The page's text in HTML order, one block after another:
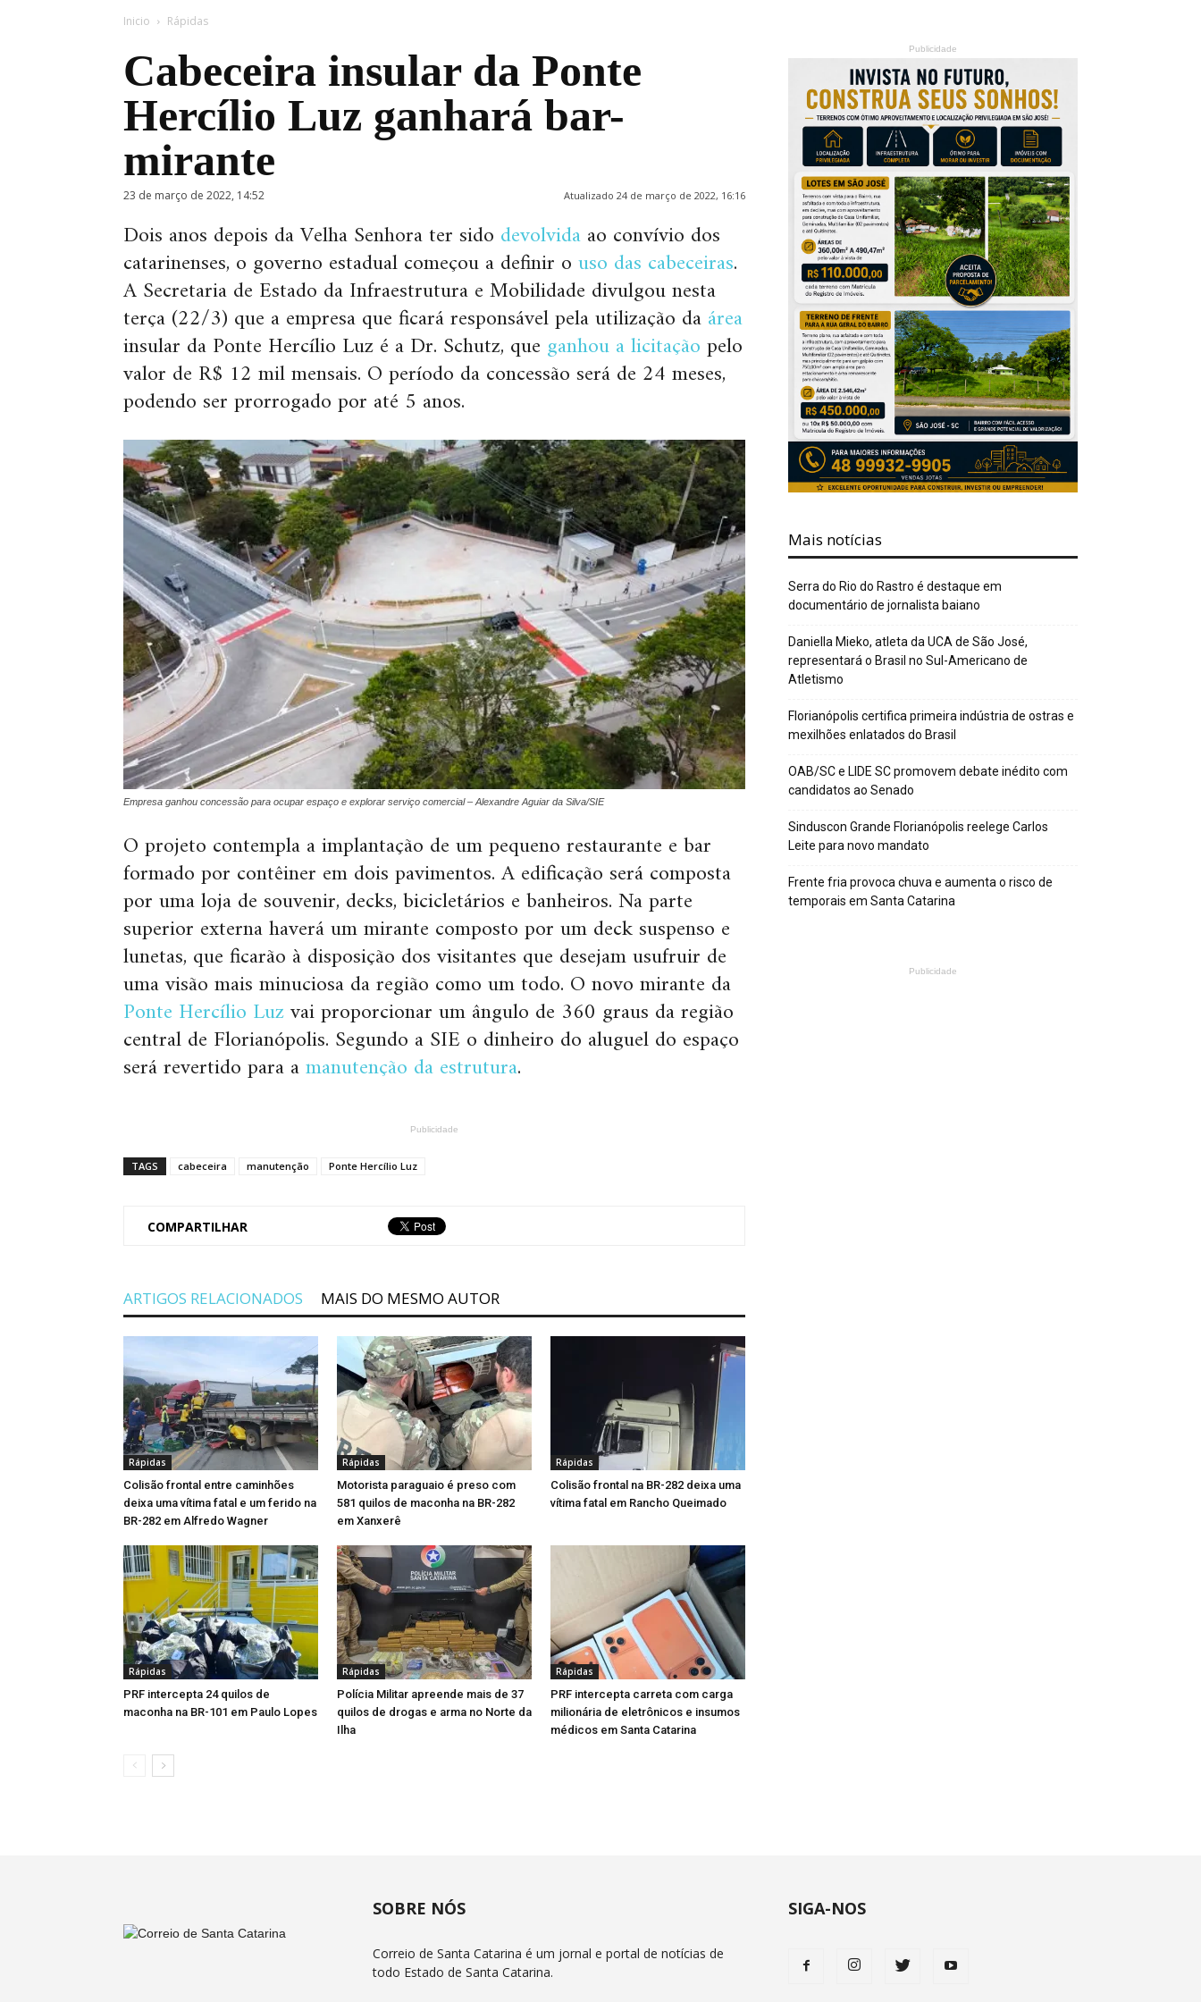
Inicio Rápidas
Cabeceira insular da Ponte
Hercílio Luz ganhará bar-
mirante
23 de março de 2022, 14:52 Atualizado 24 de março de 2022, 16:16
Dois anos depois da Velha Senhora ter sido devolvidaao convívio dos
catarinenses, o governo estadual começou a definir ouso das cabeceiras.
A Secretaria de Estado da Infraestrutura e Mobilidade divulgou nesta
terça (22/3) que a empresa que ficará responsável pela utilização daárea
insular da Ponte Hercílio Luz é a Dr. Schutz, que ganhou a licitaçãopelo
valor de R$ 12 mil mensais. O período da concessão será de 24 meses,
podendo ser prorrogado por até 5 anos.
Empresa ganhou concessão para ocupar espaço e explorar serviço comercial – Alexandre Aguiar da Silva/SIE
O projeto contempla a implantação de um pequeno restaurante e bar
formado por contêiner em dois pavimentos. A edificação será composta
por uma loja de souvenir, decks, bicicletários e banheiros. Na parte
superior externa haverá um mirante composto por um deck suspenso e
lunetas, que ficarão à disposição dos visitantes que desejam usufruir de
uma visão mais minuciosa da região como um todo. O novo mirante da
Ponte Hercílio Luzvai proporcionar um ângulo de 360 graus da região
central de Florianópolis. Segundo a SIE o dinheiro do aluguel do espaço
será revertido para amanutenção da estrutura.
Publicidade
TAGS cabeceira manutenção Ponte Hercílio Luz
COMPARTILHAR
ARTIGOS RELACIONADOS MAIS DO MESMO AUTOR
Rápidas
Colisão frontal entre caminhões
deixa uma vítima fatal e um ferido na
BR-282 em Alfredo Wagner
Rápidas
Motorista paraguaio é preso com
581 quilos de maconha na BR-282
em Xanxerê
Rápidas
Colisão frontal na BR-282 deixa uma
vítima fatal em Rancho Queimado
Rápidas
PRF intercepta 24 quilos de
maconha na BR-101 em Paulo Lopes
Rápidas
Polícia Militar apreende mais de 37
quilos de drogas e arma no Norte da
Ilha
Rápidas
PRF intercepta carreta com carga
milionária de eletrônicos e insumos
médicos em Santa Catarina
Publicidade
Mais notícias
Serra do Rio do Rastro é destaque em
documentário de jornalista baiano
Daniella Mieko, atleta da UCA de São José,
representará o Brasil no Sul-Americano de
Atletismo
Florianópolis certifica primeira indústria de ostras e
mexilhões enlatados do Brasil
OAB/SC e LIDE SC promovem debate inédito com
candidatos ao Senado
Sinduscon Grande Florianópolis reelege Carlos
Leite para novo mandato
Frente fria provoca chuva e aumenta o risco de
temporais em Santa Catarina
Publicidade
SOBRE NÓS
Correio de Santa Catarina é um jornal e portal de notícias de
todo Estado de Santa Catarina.
SIGA-NOS